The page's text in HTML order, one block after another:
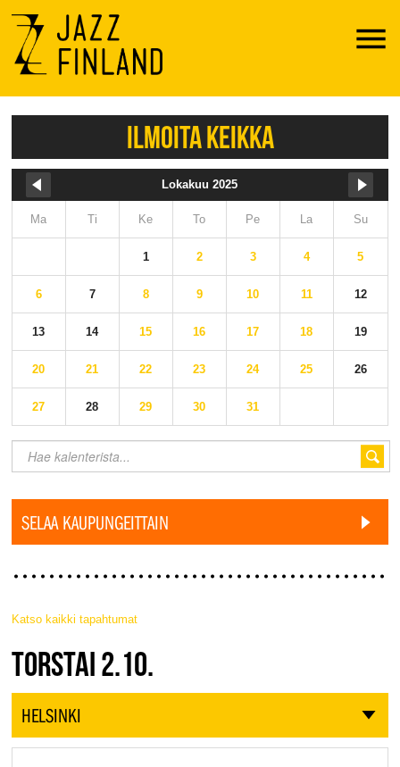
Menu
ILMOITA KEIKKA
Lokakuu 2025
Ma Ti Ke To Pe La Su
1 2 3 4 5
6 7 8 9 10 11 12
13 14 15 16 17 18 19
20 21 22 23 24 25 26
27 28 29 30 31
SELAA KAUPUNGEITTAIN
Katso kaikki tapahtumat
JAZZ FINLAND LIVE
TORSTAI 2.10.
HELSINKI